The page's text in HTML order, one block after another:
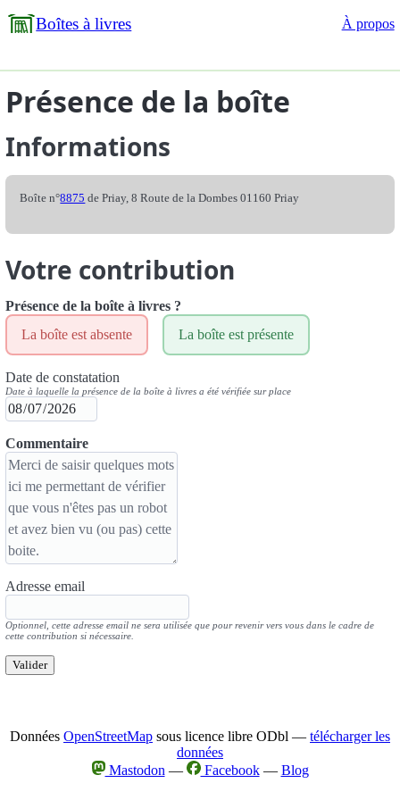
Boîtes à livres À propos
Présence de la boîte
Informations
Boîte n°8875 de Priay, 8 Route de la Dombes 01160 Priay
Votre contribution
Présence de la boîte à livres ?
La boîte est absente
La boîte est présente
Date de constatation
Date à laquelle la présence de la boîte à livres a été vérifiée sur place
Commentaire
Adresse email
Optionnel, cette adresse email ne sera utilisée que pour revenir vers vous dans le cadre de
cette contribution si nécessaire.
Valider
Données OpenStreetMap sous licence libre ODbl — télécharger les
données
Mastodon — Facebook— Blog